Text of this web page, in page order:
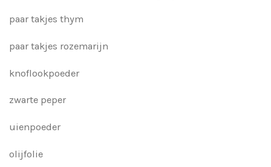
paar takjes thym
paar takjes rozemarijn
knoflookpoeder
zwarte peper
uienpoeder
olijfolie